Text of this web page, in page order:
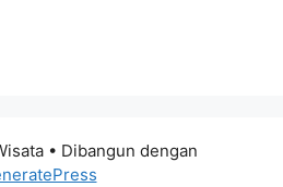
• Dibangun dengan